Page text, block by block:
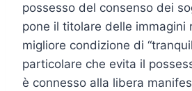
possesso del consenso dei
pone il titolare delle immagini
migliore condizione di
particolare che evita il
è connesso alla libera